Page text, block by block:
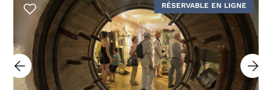
RÉSERVABLE EN LIGNE